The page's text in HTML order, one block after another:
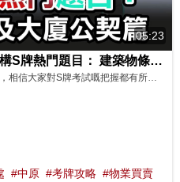
05:23
【#S牌備試加油班】EP3 解構S牌熱門題目： 建築物條例及大廈公契篇
上集同大家分享咗3條租務方面嘅題目，相信大家對S牌考試嘅把握都有所提升！今集Sunny Sir準備咗3條熱門嘅建築物條例及大廈公契題目，想知道係呢3條題目係咩？快啲嚟睇下！ 想了解更多？立即上中原訓練學院: http://www.cti-edu.com 熱線:35963748
#中原 #考牌攻略 #物業買賣